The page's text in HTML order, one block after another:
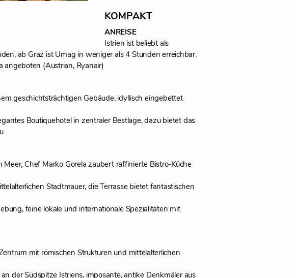
KOMPAKT
ANREISE
Istrien ist beliebt als
ab Graz ist Umag in weniger als 4 Stunden erreichbar.
angeboten (Austrian, Ryanair)
geschichtsträchtigen Gebäude, idyllisch eingebettet
Boutiquehotel in zentraler Bestlage, dazu bietet das
Chef Marko Gorela zaubert raffinierte Bistro-Küche
Stadtmauer, die Terrasse bietet fantastischen
feine lokale und internationale Spezialitäten mit
mit römischen Strukturen und mittelalterlichen
der Südspitze Istriens, imposante, antike Denkmäler aus